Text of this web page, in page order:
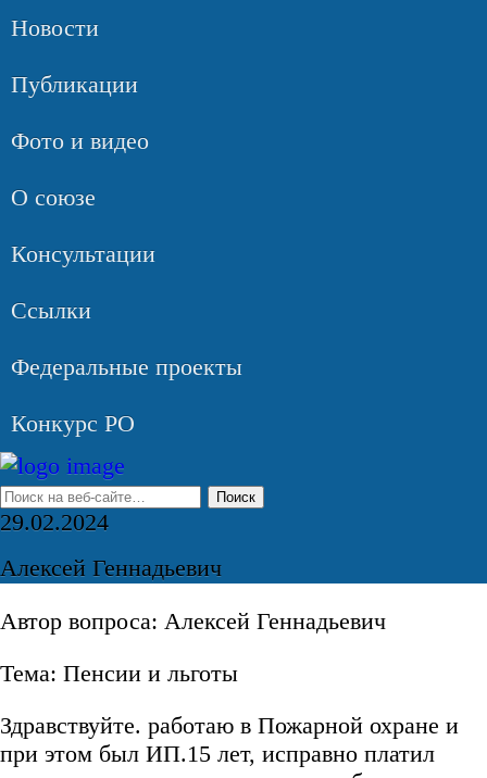
Новости
Публикации
Фото и видео
О союзе
Консультации
Ссылки
Федеральные проекты
Конкурс РО
29.02.2024
Алексей Геннадьевич
Автор вопроса: Алексей Геннадьевич
Тема: Пенсии и льготы
Здравствуйте. работаю в Пожарной охране и
при этом был ИП.15 лет, исправно платил